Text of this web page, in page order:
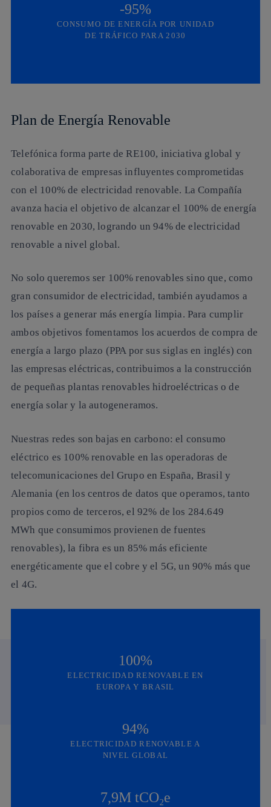
-95%
CONSUMO DE ENERGÍA POR UNIDAD
DE TRÁFICO PARA 2030
Plan de Energía Renovable
Telefónica forma parte de RE100, iniciativa global y
colaborativa de empresas influyentes comprometidas
con el 100% de electricidad renovable. La Compañía
avanza hacia el objetivo de alcanzar el 100% de energía
renovable en 2030, logrando un 94% de electricidad
renovable a nivel global.
No solo queremos ser 100% renovables sino que, como
gran consumidor de electricidad, también ayudamos a
los países a generar más energía limpia. Para cumplir
ambos objetivos fomentamos los acuerdos de compra de
energía a largo plazo (PPA por sus siglas en inglés) con
las empresas eléctricas, contribuimos a la construcción
de pequeñas plantas renovables hidroeléctricas o de
energía solar y la autogeneramos.
Nuestras redes son bajas en carbono: el consumo
eléctrico es 100% renovable en las operadoras de
telecomunicaciones del Grupo en España, Brasil y
Alemania (en los centros de datos que operamos, tanto
propios como de terceros, el 92% de los 284.649
MWh que consumimos provienen de fuentes
renovables), la fibra es un 85% más eficiente
energéticamente que el cobre y el 5G, un 90% más que
el 4G.
100%
ELECTRICIDAD RENOVABLE EN
EUROPA Y BRASIL
94%
ELECTRICIDAD RENOVABLE A
NIVEL GLOBAL
7,9M tCO₂e